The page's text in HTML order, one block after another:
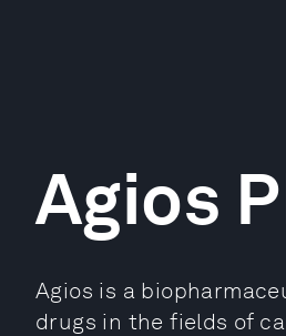
Agios
Agios is a
drugs in the fields of